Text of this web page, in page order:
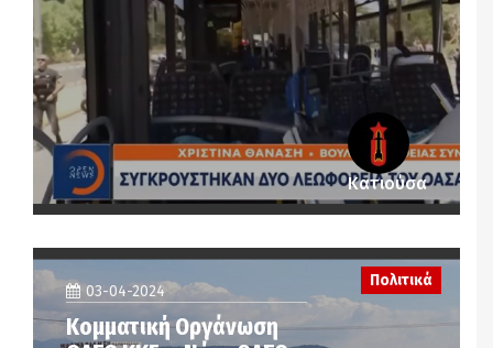
Κατιούσα
03-04-2024
Κομματική Οργάνωση
Πολιτικά